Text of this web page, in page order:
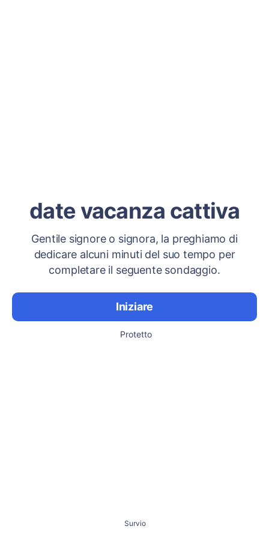
date vacanza cattiva
Gentile signore o signora, la preghiamo di
dedicare alcuni minuti del suo tempo per
completare il seguente sondaggio.
Iniziare
Protetto
Survio